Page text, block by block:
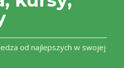
od najlepszych w swojej